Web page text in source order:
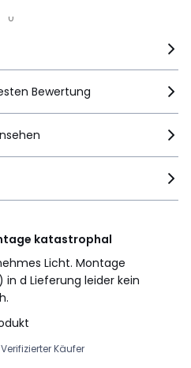
0
Bewertung
katastrophal
Licht. Montage
d Lieferung leider kein
Verifizierter Käufer